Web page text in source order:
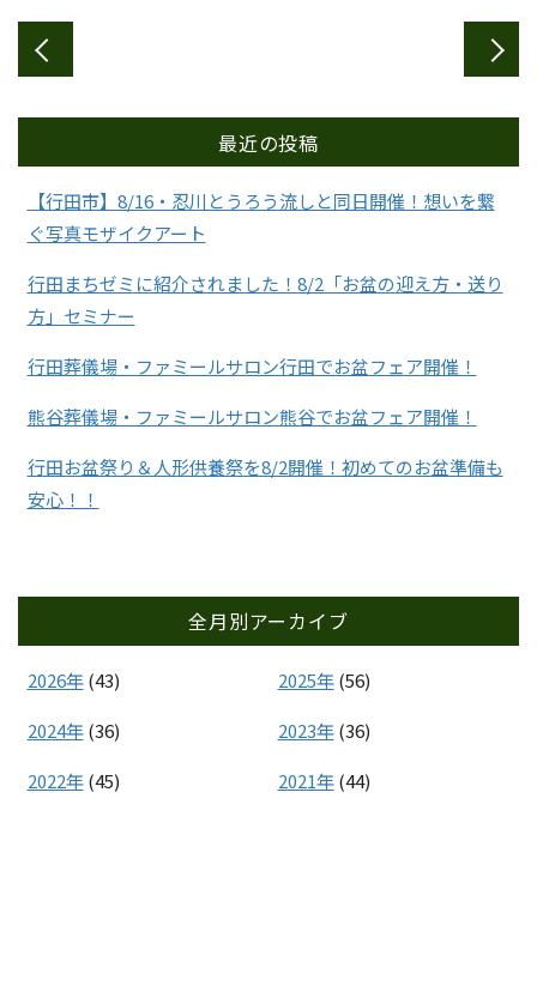
最近の投稿
【行田市】8/16・忍川とうろう流しと同日開催！想いを繋
ぐ写真モザイクアート
行田まちゼミに紹介されました！8/2「お盆の迎え方・送り
方」セミナー
行田葬儀場・ファミールサロン行田でお盆フェア開催！
熊谷葬儀場・ファミールサロン熊谷でお盆フェア開催！
行田お盆祭り＆人形供養祭を8/2開催！初めてのお盆準備も
安心！！
全月別アーカイブ
2026年(43) 2025年(56)
2024年(36) 2023年(36)
2022年(45) 2021年(44)